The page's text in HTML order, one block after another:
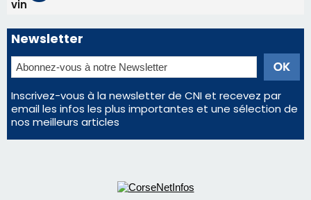
Satine Nomary est la nouvelle Miss Corse 2026
Éclipse du 12 août : Où s'installer en Corse pour
profiter pleinement du spectacle ?
Éclipse du 12 août : la Corse aux premières loges
d'un spectacle qui ne reviendra pas avant 2081
En Corse, un début de saison marqué par une
consommation en recul dans les restaurants